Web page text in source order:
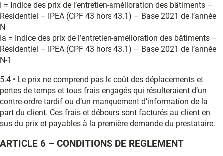
I = Indice des prix de l’entretien-amélioration des bâtiments –
Résidentiel – IPEA (CPF 43 hors 43.1) – Base 2021 de l’année
N
Ia = Indice des prix de l’entretien-amélioration des bâtiments –
Résidentiel – IPEA (CPF 43 hors 43.1) – Base 2021 de l’année
N-1
5.4 • Le prix ne comprend pas le coût des déplacements et
pertes de temps et tous frais engagés qui résulteraient d’un
contre-ordre tardif ou d’un manquement d’information de la
part du client. Ces frais et débours sont facturés au client en
sus du prix et payables à la première demande du prestataire.
ARTICLE 6 – CONDITIONS DE REGLEMENT